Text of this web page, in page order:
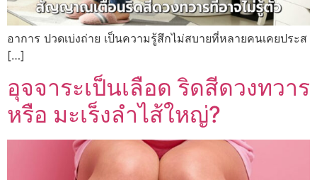
อาการ ปวดเบ่งถ่าย เป็นความรู้สึกไม่สบายที่หลายคนเคยประส
[…]
อุจจาระเป็นเลือด ริดสีดวงทวาร
หรือ มะเร็งลำไส้ใหญ่?